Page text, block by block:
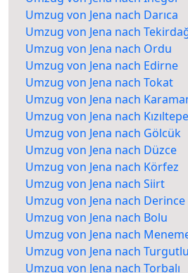
Umzug von Jena nach Darıca
Umzug von Jena nach
Umzug von Jena nach Ordu
Umzug von Jena nach Edirne
Umzug von Jena nach Tokat
Umzug von Jena nach
Umzug von Jena nach Kızıltepe
Umzug von Jena nach Gölcük
Umzug von Jena nach Düzce
Umzug von Jena nach Körfez
Umzug von Jena nach Siirt
Umzug von Jena nach Derince
Umzug von Jena nach Bolu
Umzug von Jena nach
Umzug von Jena nach Turgutlu
Umzug von Jena nach Torbalı